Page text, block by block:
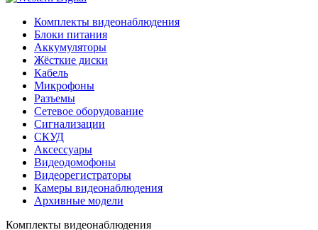
Комплекты видеонаблюдения
Блоки питания
Аккумуляторы
Жёсткие диски
Кабель
Микрофоны
Разъемы
Сетевое оборудование
Сигнализации
СКУД
Аксессуары
Видеодомофоны
Видеорегистраторы
Камеры видеонаблюдения
Архивные модели
Комплекты видеонаблюдения